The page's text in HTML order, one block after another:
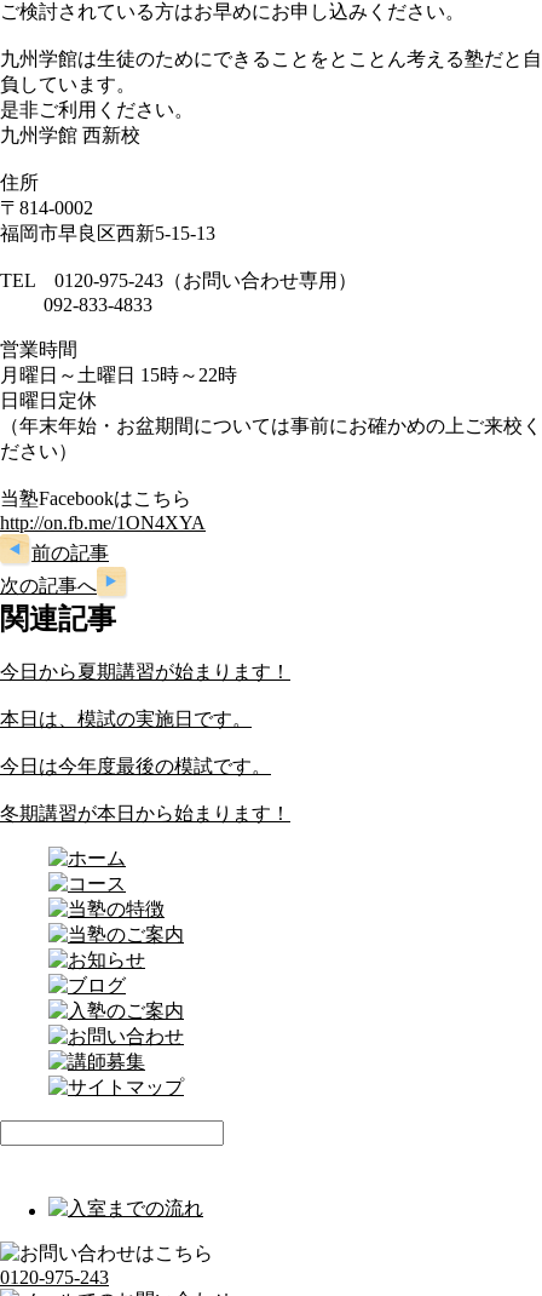
ご検討されている方はお早めにお申し込みください。
九州学館は生徒のためにできることをとことん考える塾だと自
負しています。
是非ご利用ください。
九州学館 西新校
住所
〒814-0002
福岡市早良区西新5-15-13
TEL 0120-975-243（お問い合わせ専用）
092-833-4833
営業時間
月曜日～土曜日 15時～22時
日曜日定休
（年末年始・お盆期間については事前にお確かめの上ご来校く
ださい）
当塾Facebookはこちら
http://on.fb.me/1ON4XYA
前の記事
次の記事へ
関連記事
今日から夏期講習が始まります！
本日は、模試の実施日です。
今日は今年度最後の模試です。
冬期講習が本日から始まります！
0120-975-243